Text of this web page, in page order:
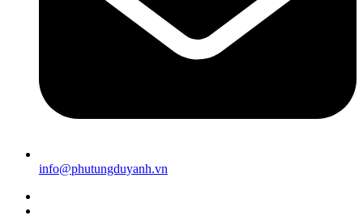
info@phutungduyanh.vn